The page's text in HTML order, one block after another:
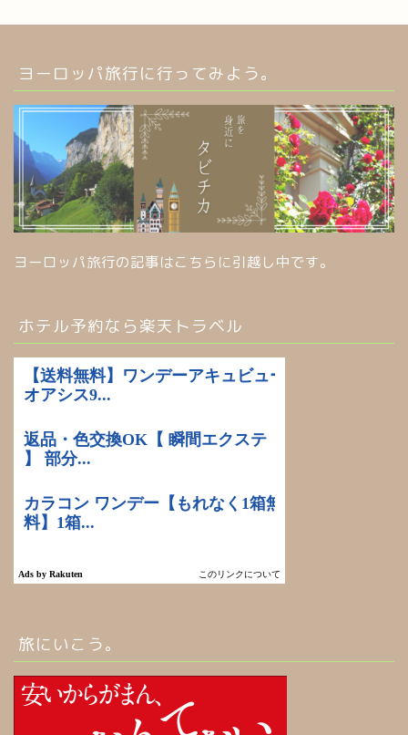
ヨーロッパ旅行に行ってみよう。
ヨーロッパ旅行の記事はこちらに引越し中です。
ホテル予約なら楽天トラベル
旅にいこう。